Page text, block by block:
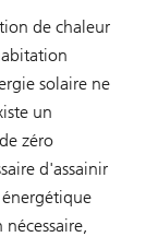
de chaleur
solaire ne
un
zéro
d'assainir